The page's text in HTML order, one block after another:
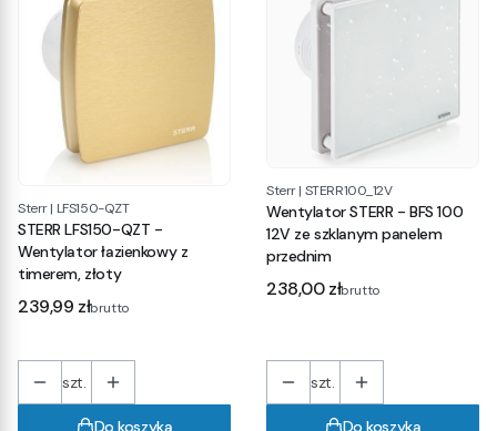
Sterr| LFS150-QZT
STERR LFS150-QZT -
Wentylator łazienkowy z
timerem, złoty
Cena
239,99 złbrutto
szt.
Do koszyka
Sterr| STERR100_12V
Wentylator STERR - BFS 100
12V ze szklanym panelem
przednim
Cena
238,00 złbrutto
szt.
Do koszyka